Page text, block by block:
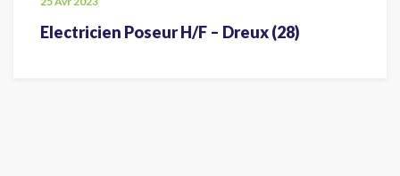
Electricien Poseur H/F – Dreux (28)